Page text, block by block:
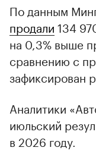
По данным
продали 134
на 0,3% выше
сравнению с
зафиксирован
Аналитики
июльский
в 2026 году.